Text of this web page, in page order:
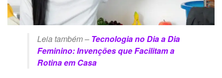
Leia também – Tecnologia no Dia a Dia
Feminino: Invenções que Facilitam a
Rotina em Casa